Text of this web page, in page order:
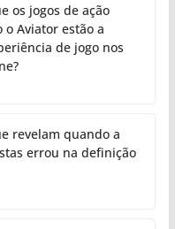
os jogos de ação
o Aviator estão a
de jogo nos
revelam quando a
errou na definição